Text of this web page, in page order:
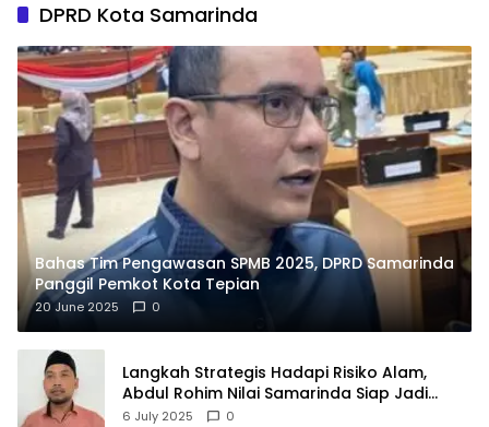
DPRD Kota Samarinda
Bahas Tim Pengawasan SPMB 2025, DPRD Samarinda
Panggil Pemkot Kota Tepian
20 June 2025 0
Langkah Strategis Hadapi Risiko Alam,
Abdul Rohim Nilai Samarinda Siap Jadi
Pusat Logistik Bencana Kalimantan
6 July 2025 0